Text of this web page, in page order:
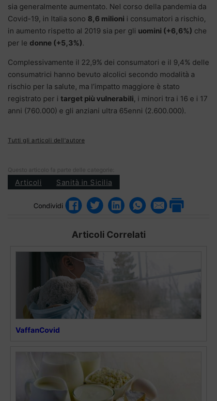
sia generalmente aumentato. Nel corso della pandemia da
Covid-19, in Italia sono 8,6 milioni i consumatori a rischio,
in aumento rispetto al 2019 sia per gli uomini (+6,6%) che
per le donne (+5,3%).
Complessivamente il 22,9% dei consumatori e il 9,4% delle
consumatrici hanno bevuto alcolici secondo modalità a
rischio per la salute, ma l’impatto maggiore è stato
registrato per i target più vulnerabili, i minori tra i 16 e i 17
anni (760.000) e gli anziani ultra 65enni (2.600.000).
Tutti gli articoli dell'autore
Questo articolo fa parte delle categorie:
Articoli Sanità in Sicilia
Condividi
Articoli Correlati
VaffanCovid